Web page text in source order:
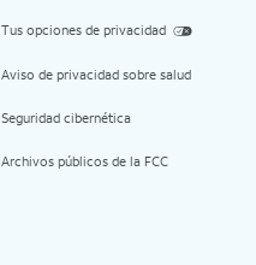
Tus opciones de privacidad
Aviso de privacidad sobre salud
Seguridad cibernética
Archivos públicos de la FCC